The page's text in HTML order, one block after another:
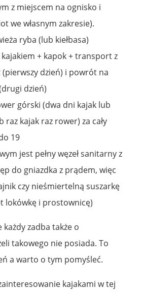
z miejscem na ognisko i
we własnym zakresie).
ryba (lub kiełbasa)
kajakiem + kapok + transport z
dzień) i powrót na
dzień)
górski (dwa dni kajak lub
kajak raz rower) za cały
19
jest pełny węzeł sanitarny z
do gniazdka z prądem, więc
czy nieśmiertelną suszarkę
lokówkę i prostownicę)
każdy zadba także o
takowego nie posiada. To
a warto o tym pomyśleć.
kajakami w tej